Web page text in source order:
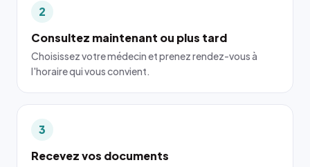
2
Consultez maintenant ou plus tard
Choisissez votre médecin et prenez rendez-vous à
l'horaire qui vous convient.
3
Recevez vos documents